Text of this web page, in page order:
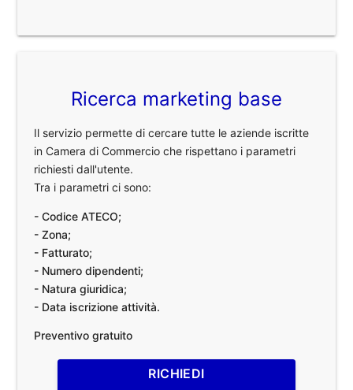
Ricerca marketing base
Il servizio permette di cercare tutte le aziende iscritte
in Camera di Commercio che rispettano i parametri
richiesti dall'utente.
Tra i parametri ci sono:
- Codice ATECO;
- Zona;
- Fatturato;
- Numero dipendenti;
- Natura giuridica;
- Data iscrizione attività.
Preventivo gratuito
RICHIEDI